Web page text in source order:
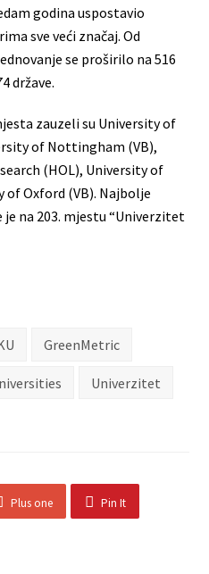
godina uspostavio
sve veći značaj. Od
se proširilo na 516
države.
zauzeli su University of
of Nottingham (VB),
(HOL), University of
of Oxford (VB). Najbolje
na 203. mjestu “Univerzitet
GreenMetric
Univerzitet
Plus one Pin It